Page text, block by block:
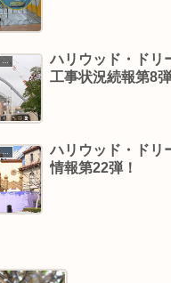
ハリウッド・ドリーム・ザ・ライド
ハリウッド・ドリ
工事状況続報第8弾
ハリウッド・ドリーム・ザ・ライド
ハリウッド・ドリ
情報第22弾！